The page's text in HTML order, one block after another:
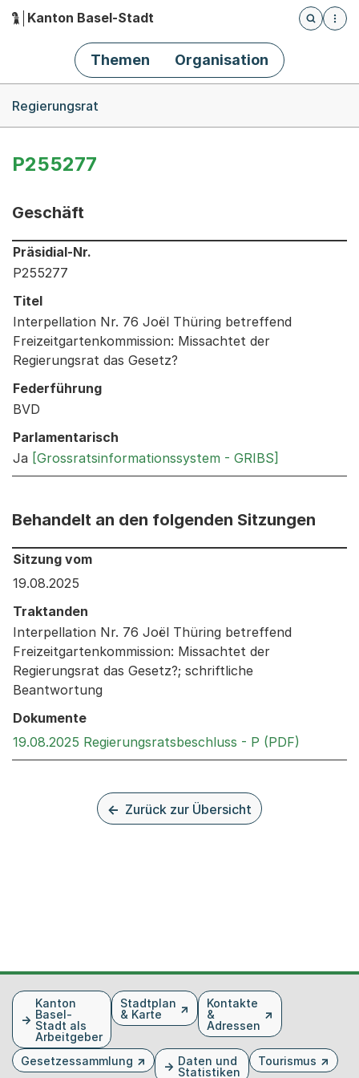
Hauptnavigation
Kanton Basel-Stadt
Öffnet
Themen Organisation
Regierungsrat
P255277
Geschäft
Informationen zum Ausgewählten Geschäft
Präsidial-Nr.
P255277
Titel
Interpellation Nr. 76 Joël Thüring betreffend
Freizeitgartenkommission: Missachtet der
Regierungsrat das Gesetz?
Federführung
BVD
Parlamentarisch
Ja [Grossratsinformationssystem - GRIBS]
Behandelt an den folgenden Sitzungen
Behandelt an den folgenden Sitzungen: Informationen
Sitzung vom
19.08.2025
Traktanden
Interpellation Nr. 76 Joël Thüring betreffend
Freizeitgartenkommission: Missachtet der
Regierungsrat das Gesetz?; schriftliche
Beantwortung
Dokumente
19.08.2025 Regierungsratsbeschluss - P (PDF)
Zurück zur Übersicht
FusszeileKanton
Basel-
Stadt als
Arbeitgeber
Stadtplan
& Karte
Kontakte
&
Adressen
Gesetzessammlung
Daten und
Statistiken
Tourismus